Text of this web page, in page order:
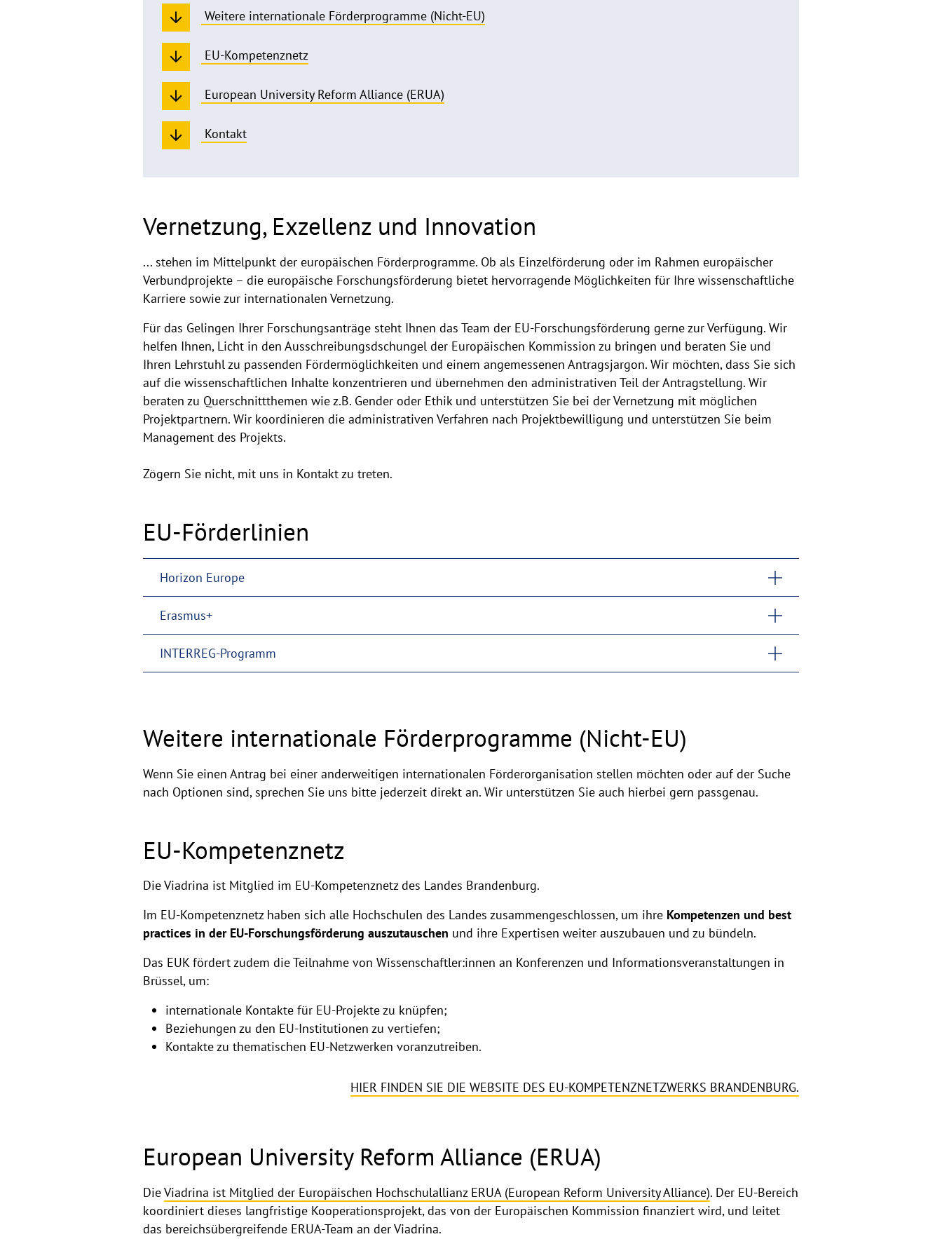
Weitere internationale Förderprogramme (Nicht-EU)
EU-Kompetenznetz
European University Reform Alliance (ERUA)
Kontakt
Vernetzung, Exzellenz und Innovation
... stehen im Mittelpunkt der europäischen Förderprogramme. Ob als Einzelförderung oder im Rahmen europäischer
Verbundprojekte – die europäische Forschungsförderung bietet hervorragende Möglichkeiten für Ihre wissenschaftliche
Karriere sowie zur internationalen Vernetzung.
Für das Gelingen Ihrer Forschungsanträge steht Ihnen das Team der EU-Forschungsförderung gerne zur Verfügung. Wir
helfen Ihnen, Licht in den Ausschreibungsdschungel der Europäischen Kommission zu bringen und beraten Sie und
Ihren Lehrstuhl zu passenden Fördermöglichkeiten und einem angemessenen Antragsjargon. Wir möchten, dass Sie sich
auf die wissenschaftlichen Inhalte konzentrieren und übernehmen den administrativen Teil der Antragstellung. Wir
beraten zu Querschnittthemen wie z.B. Gender oder Ethik und unterstützen Sie bei der Vernetzung mit möglichen
Projektpartnern. Wir koordinieren die administrativen Verfahren nach Projektbewilligung und unterstützen Sie beim
Management des Projekts.
Zögern Sie nicht, mit uns in Kontakt zu treten.
EU-Förderlinien
Horizon Europe
Erasmus+
INTERREG-Programm
Weitere internationale Förderprogramme (Nicht-EU)
Wenn Sie einen Antrag bei einer anderweitigen internationalen Förderorganisation stellen möchten oder auf der Suche
nach Optionen sind, sprechen Sie uns bitte jederzeit direkt an. Wir unterstützen Sie auch hierbei gern passgenau.
EU-Kompetenznetz
Die Viadrina ist Mitglied im EU-Kompetenznetz des Landes Brandenburg.
Im EU-Kompetenznetz haben sich alle Hochschulen des Landes zusammengeschlossen, um ihre Kompetenzen und best
practices in der EU-Forschungsförderung auszutauschen und ihre Expertisen weiter auszubauen und zu bündeln.
Das EUK fördert zudem die Teilnahme von Wissenschaftler:innen an Konferenzen und Informationsveranstaltungen in
Brüssel, um:
internationale Kontakte für EU-Projekte zu knüpfen;
Beziehungen zu den EU-Institutionen zu vertiefen;
Kontakte zu thematischen EU-Netzwerken voranzutreiben.
HIER FINDEN SIE DIE WEBSITE DES EU-KOMPETENZNETZWERKS BRANDENBURG.
European University Reform Alliance (ERUA)
DieViadrina ist Mitglied der Europäischen Hochschulallianz ERUA (European Reform University Alliance). Der EU-Bereich
koordiniert dieses langfristige Kooperationsprojekt, das von der Europäischen Kommission finanziert wird, und leitet
das bereichsübergreifende ERUA-Team an der Viadrina.